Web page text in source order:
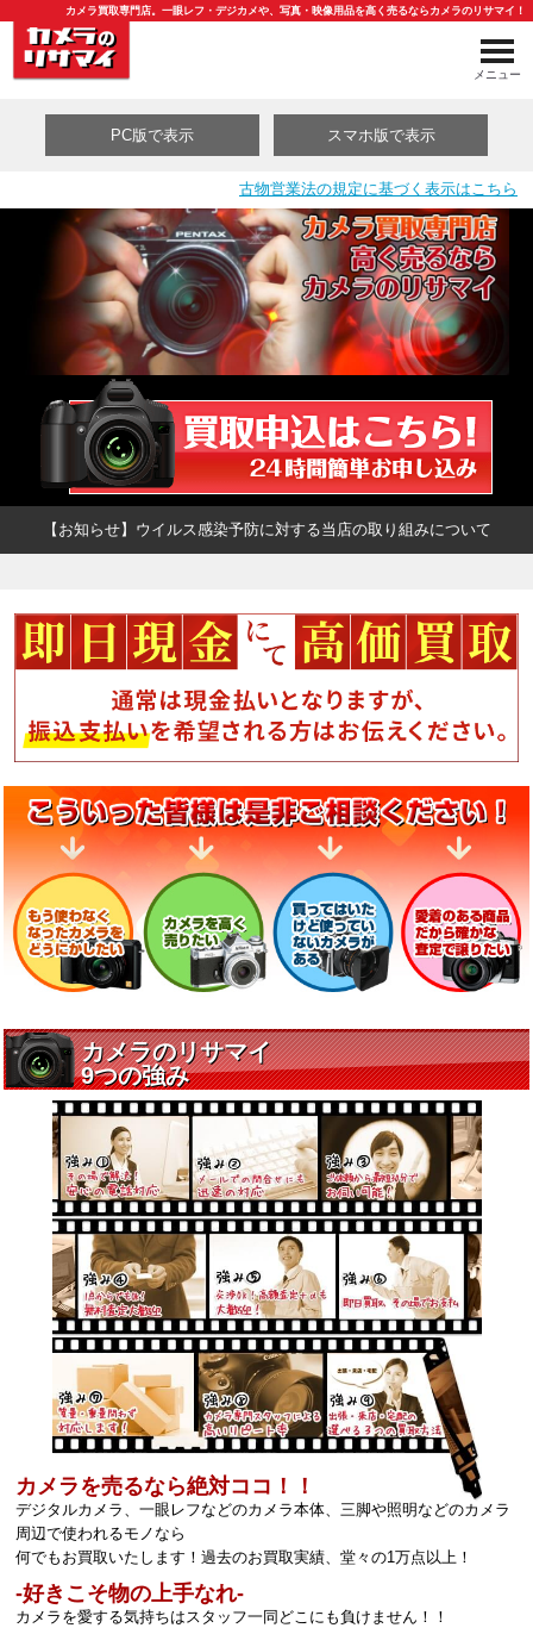
カメラ買取専門店。一眼レフ・デジカメや、写真・映像用品を高く売るならカメラのリサマイ！
メニュー
買取カテゴリ一覧
PC版で表示 スマホ版で表示
古物営業法の規定に基づく表示はこちら
【お知らせ】ウイルス感染予防に対する当店の取り組みについて
カメラを売るなら絶対ココ！！
デジタルカメラ、一眼レフなどのカメラ本体、三脚や照明などのカメラ
周辺で使われるモノなら
何でもお買取いたします！過去のお買取実績、堂々の1万点以上！
‐好きこそ物の上手なれ‐
カメラを愛する気持ちはスタッフ一同どこにも負けません！！